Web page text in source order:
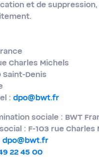
et de
Charles Michels
Saint-​Denis
:dpo@bwt.fr
sociale : BWT
: F-103 rue
dpo@bwt.fr
22 45 00